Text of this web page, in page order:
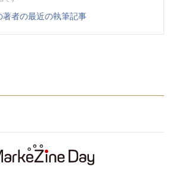
著者の最近の執筆記事